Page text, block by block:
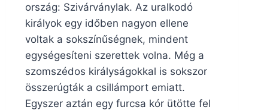
ország: Szivárványlak. Az uralkodó
királyok egy időben nagyon ellene
voltak a sokszínűségnek, mindent
egységesíteni szerettek volna. Még a
szomszédos királyságokkal is sokszor
összerúgták a csillámport emiatt.
Egyszer aztán egy furcsa kór ütötte fel